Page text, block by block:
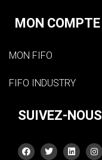
MON COMPTE
MON FIFO
FIFO INDUSTRY
SUIVEZ-NOUS